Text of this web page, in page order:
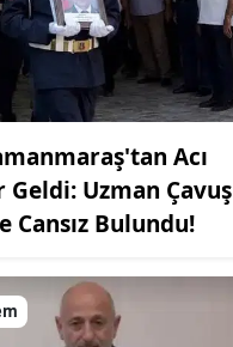
Acı
Geldi: Uzman Çavuş
Cansız Bulundu!